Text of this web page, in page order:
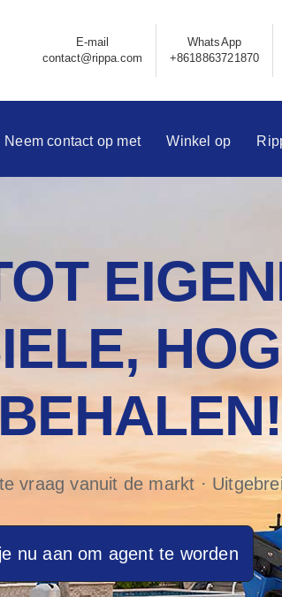
E-mail
contact@rippa.com
WhatsApp
+8618863721870
Neem contact op met Winkel op
vraag vanuit de markt ·
nu aan om agent te worden